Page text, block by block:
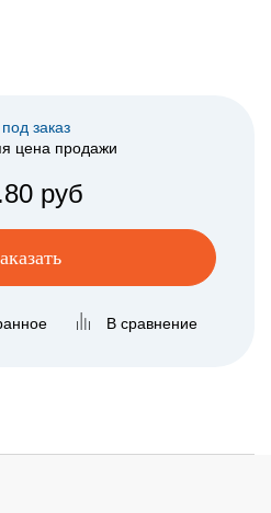
под заказ
цена продажи
руб
В сравнение